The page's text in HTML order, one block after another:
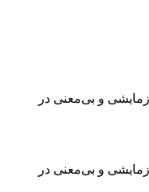
و بی‌معنی در
و بی‌معنی در